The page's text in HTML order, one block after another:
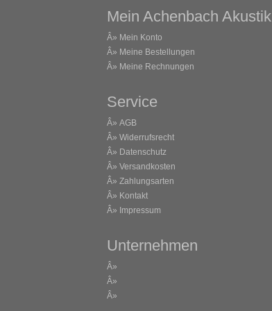
Mein Achenbach Akustik
Â» Mein Konto
Â» Meine Bestellungen
Â» Meine Rechnungen
Service
Â» AGB
Â» Widerrufsrecht
Â» Datenschutz
Â» Versandkosten
Â» Zahlungsarten
Â» Kontakt
Â» Impressum
Unternehmen
Â»
Â»
Â»